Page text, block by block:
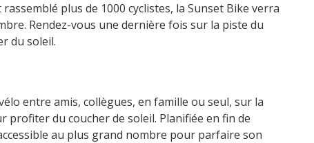
plus de 1000 cyclistes, la Sunset Bike verra
Rendez-vous une dernière fois sur la piste du
du soleil.
entre amis, collègues, en famille ou seul, sur la
profiter du coucher de soleil. Planifiée en fin de
au plus grand nombre pour parfaire son